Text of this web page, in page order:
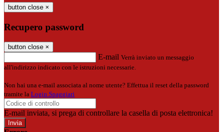
button close ×
Recupero password
button close ×
E-mail Verrà inviato un messaggio
all'indirizzo indicato con le istruzioni necessarie.
Non hai una e-mail associata al nome utente? Effettua il reset della password
tramite la Login Spaggiari
E-mail inviata, si prega di controllare la casella di posta elettronica!